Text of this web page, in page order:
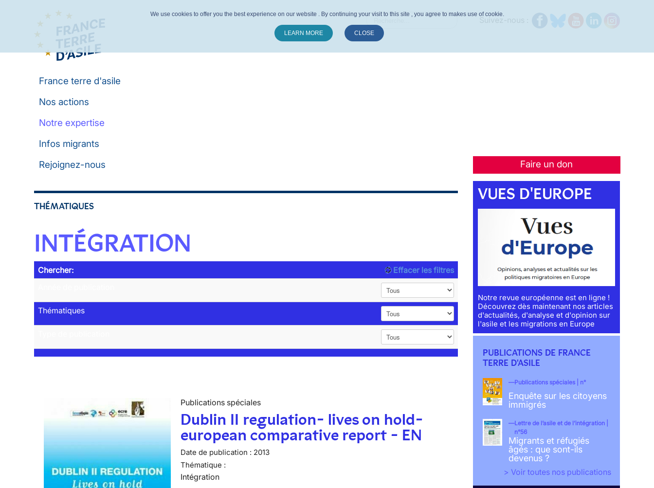
France terre d'asile
Nos actions
Notre expertise
Infos migrants
Faire un don
Rejoignez-nous
THÉMATIQUES
INTÉGRATION
Chercher:
Effacer les filtres
Thématiques
Publications spéciales
Dublin II regulation- lives on hold-
european comparative report - EN
Date de publication : 2013
Thématique :
Intégration
VUES D'EUROPE
Notre revue européenne est en ligne !
Découvrez dès maintenant nos articles
d'actualités, d'analyse et d'opinion sur
l'asile et les migrations en Europe
PUBLICATIONS DE FRANCE
TERRE D'ASILE
Publications spéciales | n°
Enquête sur les citoyens
immigrés
Lettre de l’asile et de l’intégration |
n°56
Migrants et réfugiés
âgés : que sont-ils
devenus ?
> Voir toutes nos publications
We use cookies to offer you the best experience on our website . By continuing your visit to this site , you agree to makes use of cookie.
LEARN MORE CLOSE